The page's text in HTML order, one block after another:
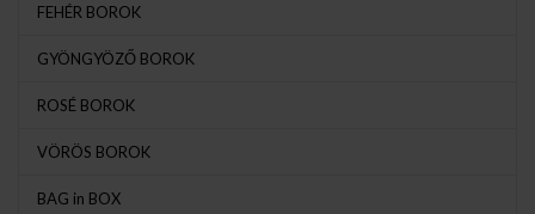
FEHÉR BOROK
GYÖNGYÖZŐ BOROK
ROSÉ BOROK
VÖRÖS BOROK
BAG in BOX